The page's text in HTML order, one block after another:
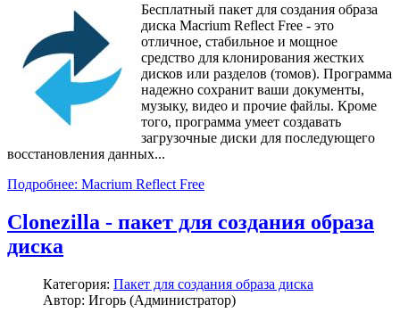
Бесплатный пакет для создания образа
диска Macrium Reflect Free - это
отличное, стабильное и мощное
средство для клонирования жестких
дисков или разделов (томов). Программа
надежно сохранит ваши документы,
музыку, видео и прочие файлы. Кроме
того, программа умеет создавать
загрузочные диски для последующего
восстановления данных...
Подробнее: Macrium Reflect Free
Clonezilla - пакет для создания образа
диска
Категория: Пакет для создания образа диска
Автор: Игорь (Администратор)